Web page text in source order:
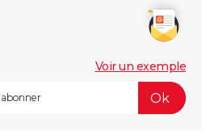
Voir un exemple